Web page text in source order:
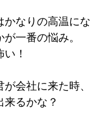
なりの高温にな
一番の悩み。
！
が会社に来た時
るかな？